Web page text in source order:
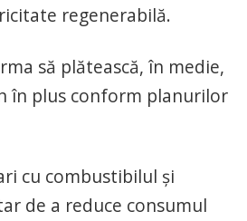
regenerabilă.
să plătească, în medie,
în plus conform planurilor
cu combustibilul şi
de a reduce consumul